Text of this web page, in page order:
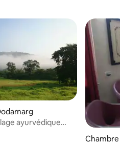
ayurvédique
Chambre